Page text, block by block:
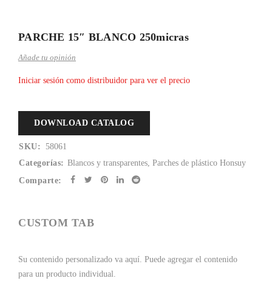
PARCHE 15″ BLANCO 250micras
Añade tu opinión
Iniciar sesión como distribuidor para ver el precio
DOWNLOAD CATALOG
SKU:
58061
Categorías: Blancos y transparentes, Parches de plástico Honsuy
Comparte:
CUSTOM TAB
Su contenido personalizado va aquí. Puede agregar el contenido
para un producto individual.